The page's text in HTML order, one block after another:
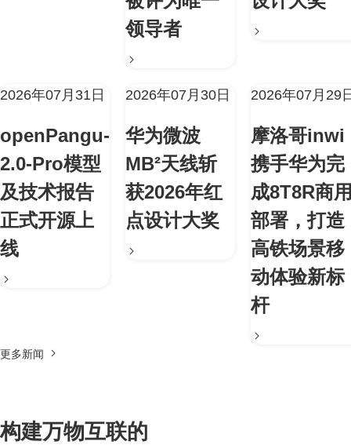
领导者
2026年07月31日
openPangu-
2.0-Pro模型
及技术报告
正式开源上
线
2026年07月30日
华为微波
MB²天线斩
获2026年红
点设计大奖
2026年07月29
摩洛哥inwi
携手华为完
成8T8R商
部署，打造
高铁场景移
动体验新标
杆
更多新闻
构建万物互联的